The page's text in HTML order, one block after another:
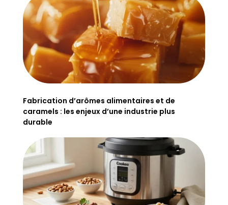
Fabrication d’arômes alimentaires et de
caramels : les enjeux d’une industrie plus
durable